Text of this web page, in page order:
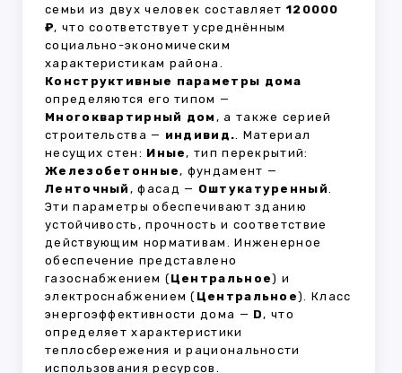
семьи из двух человек составляет 120000
₽, что соответствует усреднённым
социально-экономическим
характеристикам района.
Конструктивные параметры дома
определяются его типом —
Многоквартирный дом , а также серией
строительства — индивид.. Материал
несущих стен: Иные, тип перекрытий:
Железобетонные, фундамент —
Ленточный , фасад — Оштукатуренный.
Эти параметры обеспечивают зданию
устойчивость, прочность и соответствие
действующим нормативам. Инженерное
обеспечение представлено
газоснабжением (Центральное) и
электроснабжением ( Центральное). Класс
энергоэффективности дома — D, что
определяет характеристики
теплосбережения и рациональности
использования ресурсов.